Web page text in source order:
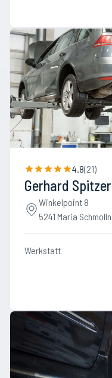
4.8(21)
Gerhard Spitzer
Winkelpoint 8
5241 Maria Schmolln
Werkstatt